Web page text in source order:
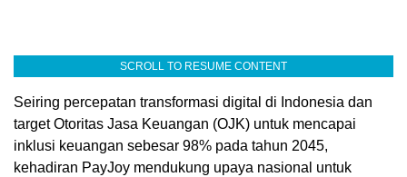
SCROLL TO RESUME CONTENT
Seiring percepatan transformasi digital di Indonesia dan
target Otoritas Jasa Keuangan (OJK) untuk mencapai
inklusi keuangan sebesar 98% pada tahun 2045,
kehadiran PayJoy mendukung upaya nasional untuk